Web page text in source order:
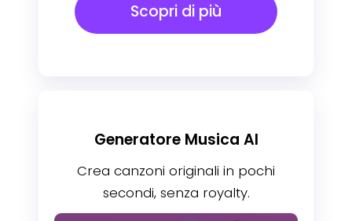
Scopri di più
Generatore Musica AI
Crea canzoni originali in pochi
secondi, senza royalty.